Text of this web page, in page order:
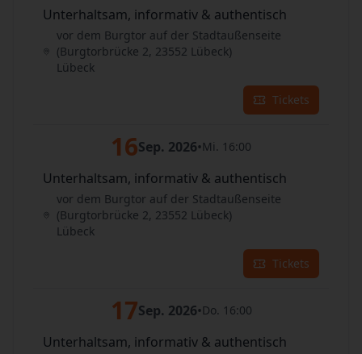
Unterhaltsam, informativ & authentisch
vor dem Burgtor auf der Stadtaußenseite
(Burgtorbrücke 2, 23552 Lübeck)
Lübeck
Tickets
16Sep. 2026•Mi. 16:00
Unterhaltsam, informativ & authentisch
vor dem Burgtor auf der Stadtaußenseite
(Burgtorbrücke 2, 23552 Lübeck)
Lübeck
Tickets
17Sep. 2026•Do. 16:00
Unterhaltsam, informativ & authentisch